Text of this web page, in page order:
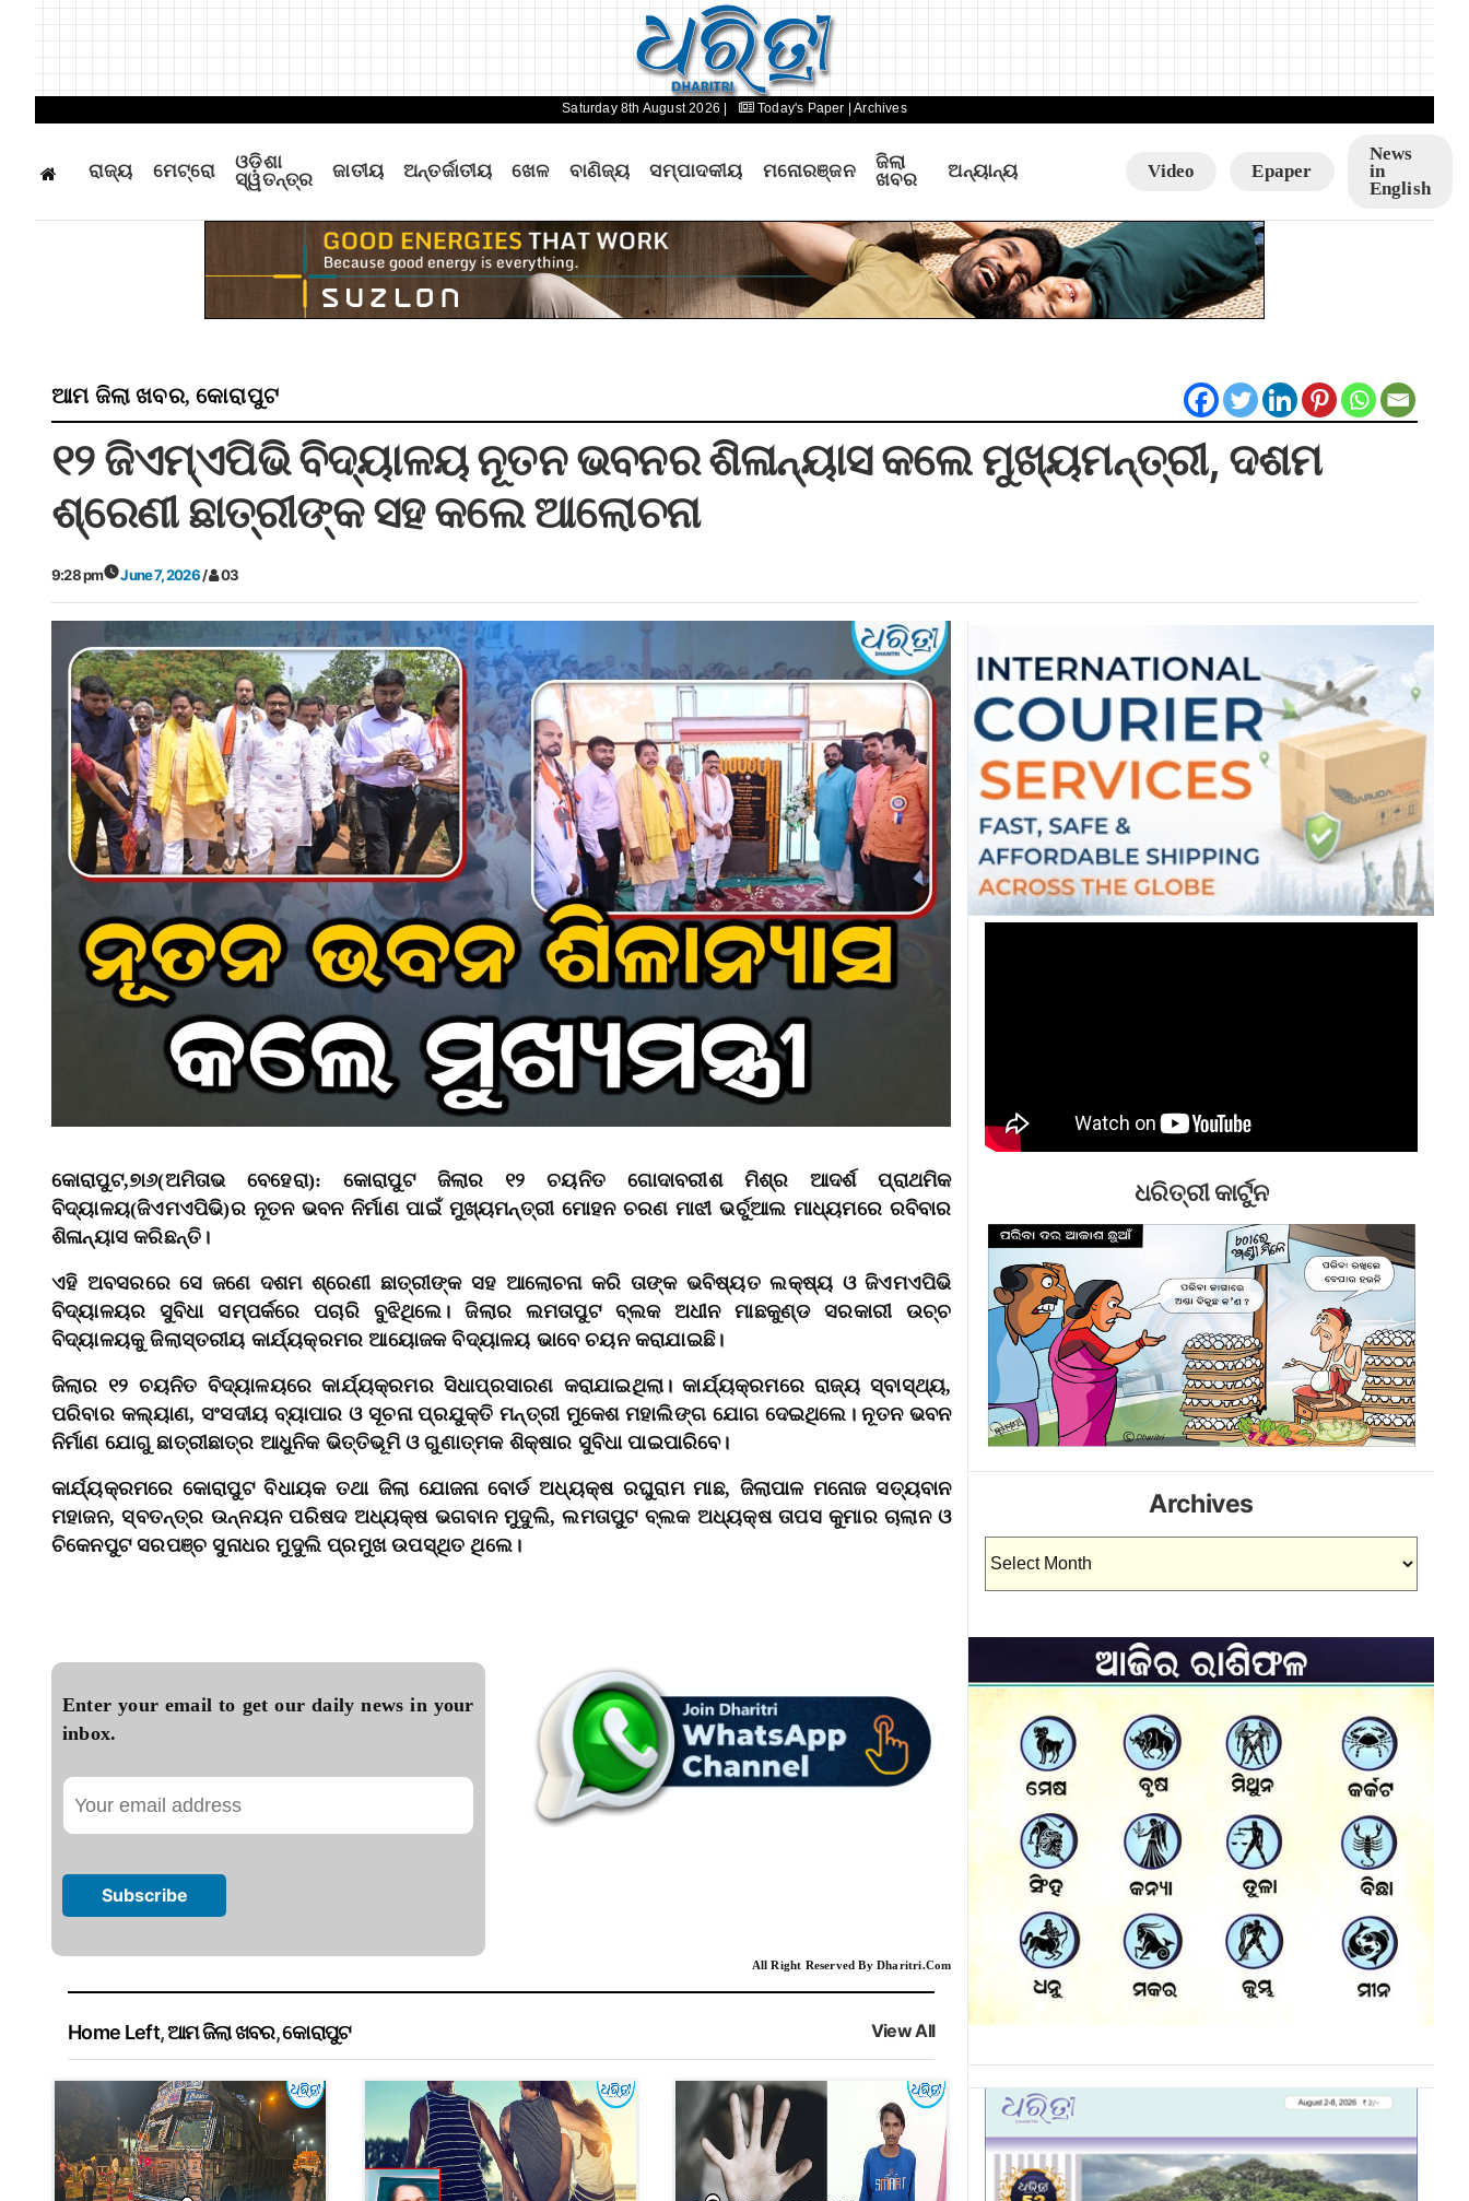
Saturday 8th August 2026 | Today's Paper | Archives
ରାଜ୍ୟ ମେଟ୍ରୋ
ଓଡ଼ିଶା
ସ୍ୱତନ୍ତ୍ର
ଜାତୀୟ ଅନ୍ତର୍ଜାତୀୟ ଖେଳ ବାଣିଜ୍ୟ ସମ୍ପାଦକୀୟ ମନୋରଞ୍ଜନ
ଜିଲା
ଖବର
ଅନ୍ୟାନ୍ୟ Video Epaper
News
in
English
ଆମ ଜିଲା ଖବର,କୋରାପୁଟ
୧୨ ଜିଏମ୍‌ଏପିଭି ବିଦ୍ୟାଳୟ ନୂତନ ଭବନର ଶିଳାନ୍ୟାସ କଲେ ମୁଖ୍ୟମନ୍ତ୍ରୀ, ଦଶମ
ଶ୍ରେଣୀ ଛାତ୍ରୀଙ୍କ ସହ କଲେ ଆଲୋଚନା
9:28 pm June 7, 2026/ 03
କୋରାପୁଟ,୭ା୬(ଅମିତାଭ ବେହେରା): କୋରାପୁଟ ଜିଲାର ୧୨ ଚୟନିତ ଗୋଦାବରୀଶ ମିଶ୍ର ଆଦର୍ଶ ପ୍ରାଥମିକ
ବିଦ୍ୟାଳୟ(ଜିଏମଏପିଭି)ର ନୂତନ ଭବନ ନିର୍ମାଣ ପାଇଁ ମୁଖ୍ୟମନ୍ତ୍ରୀ ମୋହନ ଚରଣ ମାଝୀ ଭର୍ଚୁଆଲ ମାଧ୍ୟମରେ ରବିବାର
ଶିଳାନ୍ୟାସ କରିଛନ୍ତି।
ଏହି ଅବସରରେ ସେ ଜଣେ ଦଶମ ଶ୍ରେଣୀ ଛାତ୍ରୀଙ୍କ ସହ ଆଲୋଚନା କରି ତାଙ୍କ ଭବିଷ୍ୟତ ଲକ୍ଷ୍ୟ ଓ ଜିଏମଏପିଭି
ବିଦ୍ୟାଳୟର ସୁବିଧା ସମ୍ପର୍କରେ ପଚାରି ବୁଝିଥିଲେ। ଜିଲାର ଲମତାପୁଟ ବ୍ଲକ ଅଧୀନ ମାଛକୁଣ୍ଡ ସରକାରୀ ଉଚ୍ଚ
ବିଦ୍ୟାଳୟକୁ ଜିଲାସ୍ତରୀୟ କାର୍ଯ୍ୟକ୍ରମର ଆୟୋଜକ ବିଦ୍ୟାଳୟ ଭାବେ ଚୟନ କରାଯାଇଛି।
ଜିଲାର ୧୨ ଚୟନିତ ବିଦ୍ୟାଳୟରେ କାର୍ଯ୍ୟକ୍ରମର ସିଧାପ୍ରସାରଣ କରାଯାଇଥିଲା। କାର୍ଯ୍ୟକ୍ରମରେ ରାଜ୍ୟ ସ୍ବାସ୍ଥ୍ୟ,
ପରିବାର କଲ୍ୟାଣ, ସଂସଦୀୟ ବ୍ୟାପାର ଓ ସୂଚନା ପ୍ରଯୁକ୍ତି ମନ୍ତ୍ରୀ ମୁକେଶ ମହାଲିଙ୍ଗ ଯୋଗ ଦେଇଥିଲେ। ନୂତନ ଭବନ
ନିର୍ମାଣ ଯୋଗୁ ଛାତ୍ରୀଛାତ୍ର ଆଧୁନିକ ଭିତ୍ତିଭୂମି ଓ ଗୁଣାତ୍ମକ ଶିକ୍ଷାର ସୁବିଧା ପାଇପାରିବେ।
କାର୍ଯ୍ୟକ୍ରମରେ କୋରାପୁଟ ବିଧାୟକ ତଥା ଜିଲା ଯୋଜନା ବୋର୍ଡ ଅଧ୍ୟକ୍ଷ ରଘୁରାମ ମାଛ, ଜିଲାପାଳ ମନୋଜ ସତ୍ୟବାନ
ମହାଜନ, ସ୍ବତନ୍ତ୍ର ଉନ୍ନୟନ ପରିଷଦ ଅଧ୍ୟକ୍ଷ ଭଗବାନ ମୁଦୁଲି, ଲମତାପୁଟ ବ୍ଲକ ଅଧ୍ୟକ୍ଷ ତାପସ କୁମାର ଚାଲାନ ଓ
ଚିକେନପୁଟ ସରପଞ୍ଚ ସୁନାଧର ମୁଦୁଲି ପ୍ରମୁଖ ଉପସ୍ଥିତ ଥିଲେ।
Enter your email to get our daily news in your
inbox.
All Right Reserved By Dharitri.Com
Home Left,ଆମ ଜିଲା ଖବର,କୋରାପୁଟ View All
ଧରିତ୍ରୀ କାର୍ଟୁନ
Archives
Archives